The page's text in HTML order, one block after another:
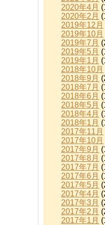
2020年4月
2020年2月
2019年12月
2019年10月
2019年7月
2019年5月
2019年1月
2018年10月
2018年9月
2018年7月
2018年6月
2018年5月
2018年4月
2018年1月
2017年11月
2017年10月
2017年9月
2017年8月
2017年7月
2017年6月
2017年5月
2017年4月
2017年3月
2017年2月
2017年1月